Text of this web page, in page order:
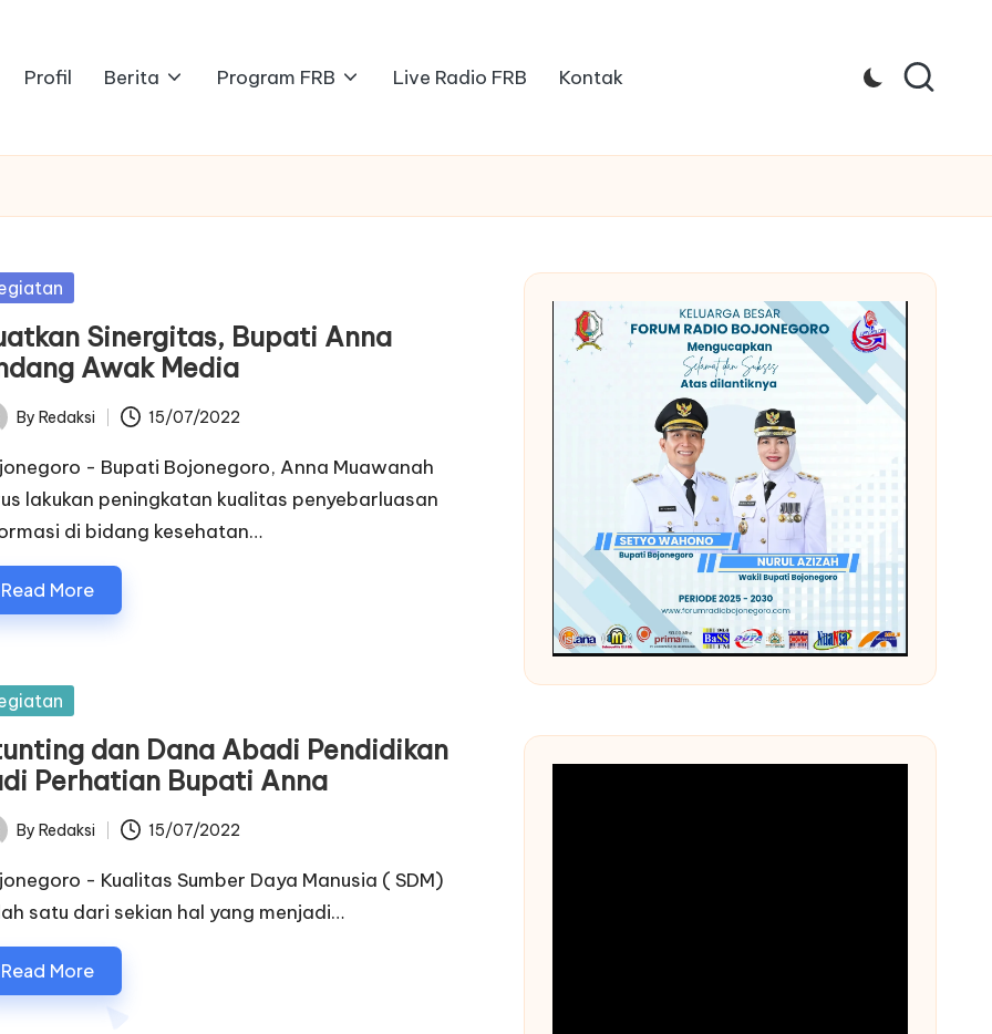
Profil Berita Program FRB Live Radio FRB Kontak
Sinergitas, Bupati Anna
Awak Media
By Redaksi 15/07/2022
- Bupati Bojonegoro, Anna Muawanah
lakukan peningkatan kualitas penyebarluasan
di bidang kesehatan…
Read More
dan Dana Abadi Pendidikan
Perhatian Bupati Anna
By Redaksi 15/07/2022
- Kualitas Sumber Daya Manusia ( SDM)
satu dari sekian hal yang menjadi…
Read More